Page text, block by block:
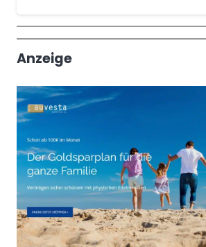
Wochenrückblick
Trendthemen
Anzeige